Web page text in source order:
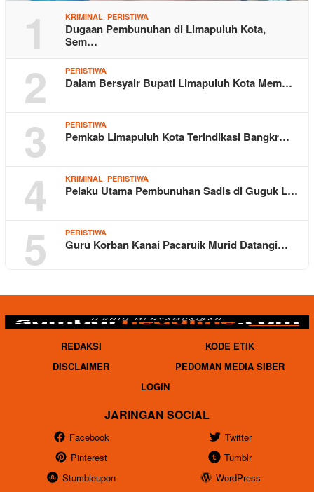
1 KRIMINAL PERISTIWA
Dugaan Pembunuhan di Limapuluh Kota,
Sem…
2 PERISTIWA
Dalam Bersyair Bupati Limapuluh Kota Mem…
3 PERISTIWA
Pemkab Limapuluh Kota Terindikasi Bangkr…
4 KRIMINAL PERISTIWA
Pelaku Utama Pembunuhan Sadis di Guguk L…
5 PERISTIWA
Guru Korban Kanai Pacaruik Murid Datangi…
REDAKSI
KODE ETIK
DISCLAIMER
PEDOMAN MEDIA SIBER
LOGIN
JARINGAN SOCIAL
Facebook
Twitter
Pinterest
Tumblr
Stumbleupon
WordPress